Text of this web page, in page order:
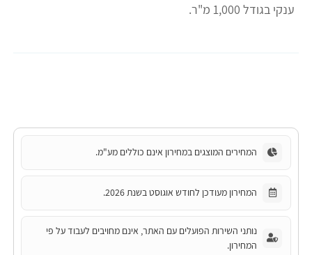
ענקי בגודל 1,000 מ"ר.
המחירים המוצגים במחירון אינם כוללים מע"מ.
המחירון מעודכן לחודש אוגוסט בשנת 2026.
נותני השירות הפועלים עם האתר, אינם מחויבים לעבוד על פי
המחירון.